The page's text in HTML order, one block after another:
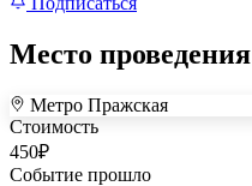
Место проведения
+
–
Метро Пражская
Стоимость
450₽
Событие прошло